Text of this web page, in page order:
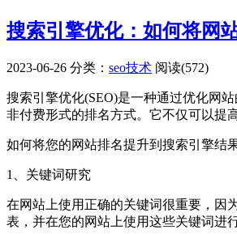
搜索引擎优化：如何将网
2023-06-26 分类： seo技术 阅读(572)
搜索引擎优化(SEO)是一种通过优化网
非付费形式的排名方式。它不仅可以提
如何将您的网站排名提升到搜索引擎结
1、关键词研究
在网站上使用正确的关键词很重要，因
表，并在您的网站上使用这些关键词进